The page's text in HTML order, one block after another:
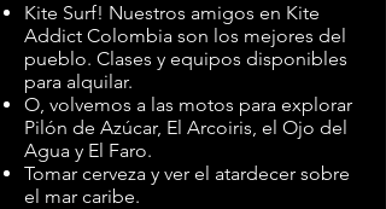
Kite Surf! Nuestros amigos en Kite
Addict Colombia son los mejores del
pueblo. Clases y equipos disponibles
para alquilar.
O, volvemos a las motos para explorar
Pilón de Azúcar, El Arcoiris, el Ojo del
Agua y El Faro.
Tomar cerveza y ver el atardecer sobre
el mar caribe.